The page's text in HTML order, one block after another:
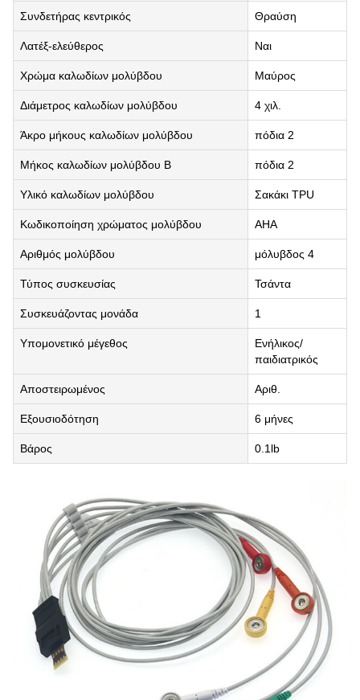
Συνδετήρας κεντρικός Θραύση
Λατέξ-ελεύθερος Ναι
Χρώμα καλωδίων μολύβδου Μαύρος
Διάμετρος καλωδίων μολύβδου 4 χιλ.
Άκρο μήκους καλωδίων μολύβδου πόδια 2
Μήκος καλωδίων μολύβδου Β πόδια 2
Υλικό καλωδίων μολύβδου Σακάκι TPU
Κωδικοποίηση χρώματος μολύβδου AHA
Αριθμός μολύβδου μόλυβδος 4
Τύπος συσκευσίας Τσάντα
Συσκευάζοντας μονάδα 1
Υπομονετικό μέγεθος
Ενήλικος/
παιδιατρικός
Αποστειρωμένος Αριθ.
Εξουσιοδότηση 6 μήνες
Βάρος 0.1lb